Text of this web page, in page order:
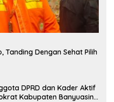
Tanding Dengan Sehat Pilih
DPRD dan Kader Aktif
Kabupaten Banyuasin